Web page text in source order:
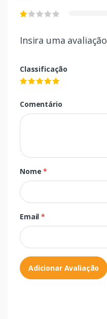
Insira uma avaliação
Classificação
Comentário
Nome*
Email*
Adicionar Avaliação